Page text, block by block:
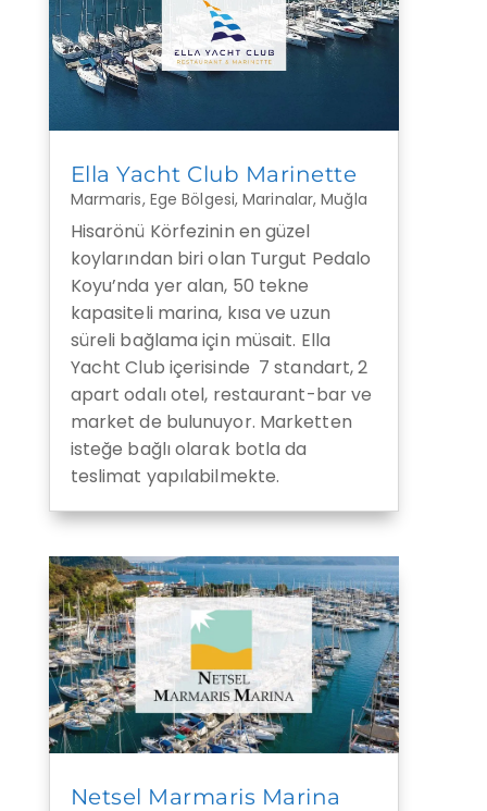
Ella Yacht Club Marinette
Marmaris, Ege Bölgesi,Marinalar,Muğla
Hisarönü Körfezinin en güzel
koylarından biri olan Turgut Pedalo
Koyu’nda yer alan, 50 tekne
kapasiteli marina, kısa ve uzun
süreli bağlama için müsait. Ella
Yacht Club içerisinde 7 standart, 2
apart odalı otel, restaurant-bar ve
market de bulunuyor. Marketten
isteğe bağlı olarak botla da
teslimat yapılabilmekte.
Netsel Marmaris Marina